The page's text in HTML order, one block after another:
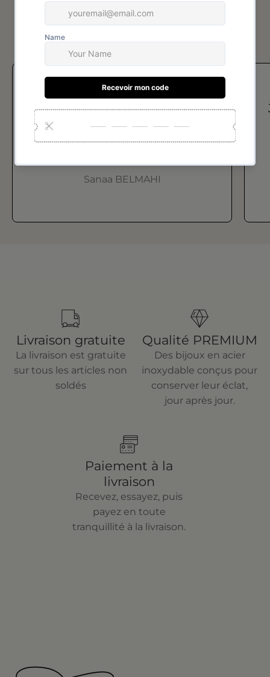
Avis de nos clients
Je recommande vraiment !! la
qualité des bijoux est juste
incroyable on dirait de l'or !
Sanaa BELMAHI
Livraison gratuite
La livraison est gratuite
sur tous les articles non
soldés
Qualité PREMIUM
Des bijoux en acier
inoxydable conçus pour
conserver leur éclat,
jour après jour.
Paiement à la
livraison
Recevez, essayez, puis
payez en toute
tranquillité à la livraison.